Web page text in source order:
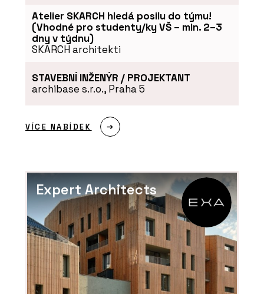
Atelier SKARCH hledá posilu do týmu!
(Vhodné pro studenty/ky VŠ – min. 2–3
dny v týdnu)
SKARCH architekti
STAVEBNÍ INŽENÝR / PROJEKTANT
archibase s.r.o., Praha 5
VÍCE NABÍDEK
Expert Architects